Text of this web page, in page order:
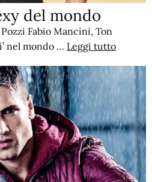
del mondo
Fabio Mancini, Ton
nel mondo … Leggi tutto